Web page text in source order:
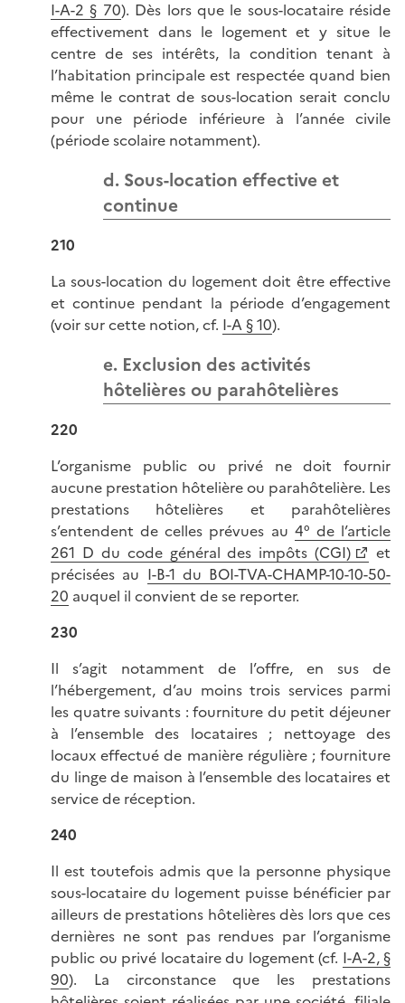
I-A-2 § 70). Dès lors que le sous-locataire réside
effectivement dans le logement et y situe le
centre de ses intérêts, la condition tenant à
l’habitation principale est respectée quand bien
même le contrat de sous-location serait conclu
pour une période inférieure à l’année civile
(période scolaire notamment).
d. Sous-location effective et
continue
210
La sous-location du logement doit être effective
et continue pendant la période d’engagement
(voir sur cette notion, cf. I-A § 10).
e. Exclusion des activités
hôtelières ou parahôtelières
220
L’organisme public ou privé ne doit fournir
aucune prestation hôtelière ou parahôtelière. Les
prestations hôtelières et parahôtelières
s’entendent de celles prévues au 4° de l’article
261 D du code général des impôts (CGI)
et
précisées au I-B-1 du BOI-TVA-CHAMP-10-10-50-
20 auquel il convient de se reporter.
230
Il s’agit notamment de l’offre, en sus de
l’hébergement, d’au moins trois services parmi
les quatre suivants : fourniture du petit déjeuner
à l’ensemble des locataires ; nettoyage des
locaux effectué de manière régulière ; fourniture
du linge de maison à l’ensemble des locataires et
service de réception.
240
Il est toutefois admis que la personne physique
sous-locataire du logement puisse bénéficier par
ailleurs de prestations hôtelières dès lors que ces
dernières ne sont pas rendues par l’organisme
public ou privé locataire du logement (cf. I-A-2, §
90). La circonstance que les prestations